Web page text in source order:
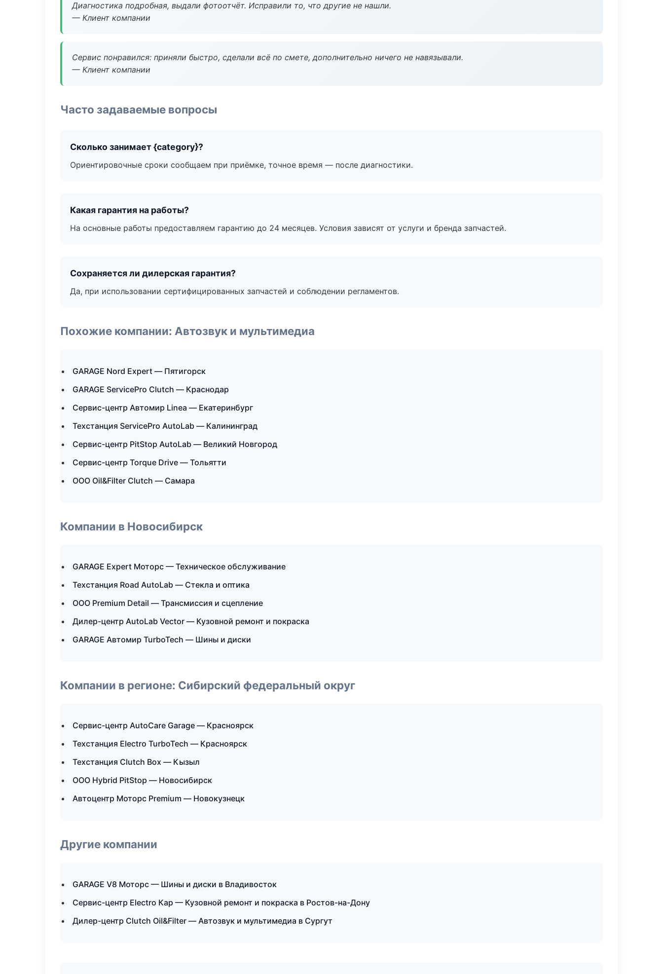
Диагностика подробная, выдали фотоотчёт. Исправили то, что другие не нашли.
— Клиент компании
Сервис понравился: приняли быстро, сделали всё по смете, дополнительно ничего не навязывали.
— Клиент компании
Часто задаваемые вопросы
Сколько занимает {category}?
Ориентировочные сроки сообщаем при приёмке, точное время — после диагностики.
Какая гарантия на работы?
На основные работы предоставляем гарантию до 24 месяцев. Условия зависят от услуги и бренда запчастей.
Сохраняется ли дилерская гарантия?
Да, при использовании сертифицированных запчастей и соблюдении регламентов.
Похожие компании: Автозвук и мультимедиа
GARAGE Nord Expert — Пятигорск
GARAGE ServicePro Clutch — Краснодар
Сервис-центр Автомир Linea — Екатеринбург
Техстанция ServicePro AutoLab — Калининград
Сервис-центр PitStop AutoLab — Великий Новгород
Сервис-центр Torque Drive — Тольятти
ООО Oil&Filter Clutch — Самара
Компании в Новосибирск
GARAGE Expert Моторс — Техническое обслуживание
Техстанция Road AutoLab — Стекла и оптика
ООО Premium Detail — Трансмиссия и сцепление
Дилер-центр AutoLab Vector — Кузовной ремонт и покраска
GARAGE Автомир TurboTech — Шины и диски
Компании в регионе: Сибирский федеральный округ
Сервис-центр AutoCare Garage — Красноярск
Техстанция Electro TurboTech — Красноярск
Техстанция Clutch Box — Кызыл
ООО Hybrid PitStop — Новосибирск
Автоцентр Моторс Premium — Новокузнецк
Другие компании
GARAGE V8 Моторс — Шины и диски в Владивосток
Сервис-центр Electro Кар — Кузовной ремонт и покраска в Ростов-на-Дону
Дилер-центр Clutch Oil&Filter — Автозвук и мультимедиа в Сургут